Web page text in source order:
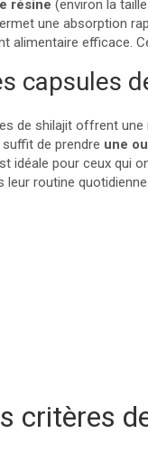
résine (environ la
une absorption
alimentaire efficace.
capsules
de shilajit offrent
de prendre une
idéale pour ceux qui
leur routine quotidienne.
critères